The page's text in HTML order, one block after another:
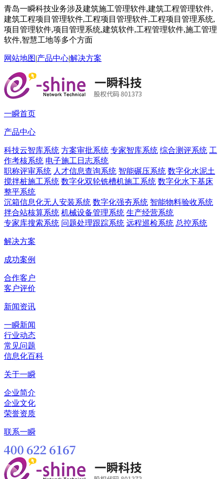
青岛一瞬科技业务涉及建筑施工管理软件,建筑工程管理软件,
建筑工程项目管理软件,工程项目管理软件,工程项目管理系统,
项目管理软件,项目管理系统,建筑软件,工程管理软件,施工管理
软件,智慧工地等多个方面
网站地图|产品中心|解决方案
一瞬首页
产品中心
科技云智库系统 方案审批系统 专家智库系统 综合测评系统 工
作考核系统 电子施工日志系统
职称评审系统 人才信息查询系统 智能碾压系统 数字化水泥土
搅拌桩施工系统 数字化双轮铣槽机施工系统 数字化水下基床
整平系统
沉箱信息化无人安装系统 数字化强夯系统 智能物料验收系统
拌合站核算系统 机械设备管理系统 生产经营系统
专家库搜索系统 问题处理跟踪系统 远程巡检系统 总控系统
解决方案
成功案例
合作客户
客户评价
新闻资讯
一瞬新闻
行业动态
常见问题
信息化百科
关于一瞬
企业简介
企业文化
荣誉资质
联系一瞬